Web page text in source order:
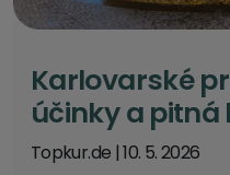
Karlovarské
účinky a pitná
Topkur.de |10. 5. 2026